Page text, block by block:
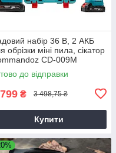
набір 36 В, 2 АКБ
обрізки міні пила, сікатор
CD-009M
до відправки
₴ 3 498,75 ₴
Купити